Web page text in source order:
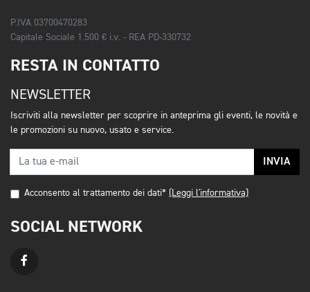
P.IVA 03700470283
Capitale Sociale 1.500 € i.v. - REA PD-330732
RESTA IN CONTATTO
NEWSLETTER
Iscriviti alla newsletter per scoprire in anteprima gli eventi, le novità e
le promozioni su nuovo, usato e service.
INVIA
Acconsento al trattamento dei dati* (Leggi l'informativa)
SOCIAL NETWORK